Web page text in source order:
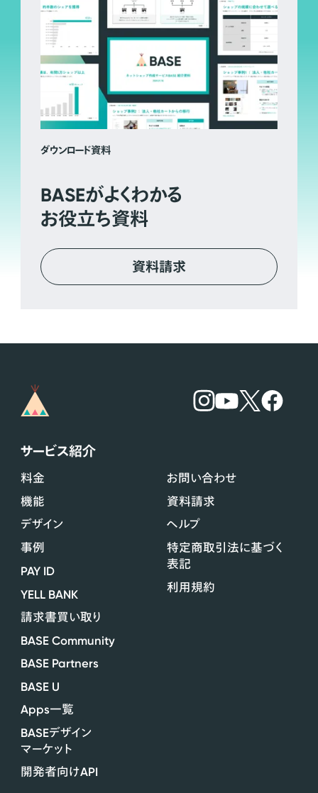
ダウンロード資料
BASEがよくわかる
お役立ち資料
資料請求
サービス紹介
料金
機能
デザイン
事例
PAY ID
YELL BANK
請求書買い取り
BASE Community
BASE Partners
BASE U
Apps一覧
BASEデザイン
マーケット
開発者向けAPI
お問い合わせ
資料請求
ヘルプ
特定商取引法に基づく
表記
利用規約